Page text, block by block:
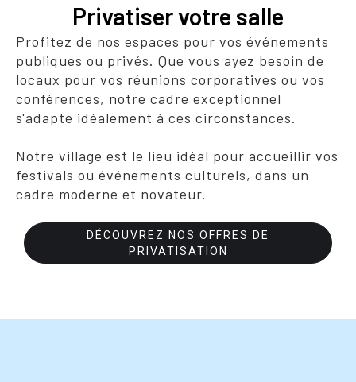
Privatiser votre salle
Profitez de nos espaces pour vos événements
publiques ou privés. Que vous ayez besoin de
locaux pour vos réunions corporatives ou vos
conférences, notre cadre exceptionnel
s'adapte idéalement à ces circonstances.
Notre village est le lieu idéal pour accueillir vos
festivals ou événements culturels, dans un
cadre moderne et novateur.
DÉCOUVREZ NOS OFFRES DE
PRIVATISATION